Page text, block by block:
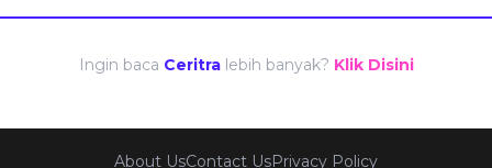
Ingin baca Ceritra lebih banyak? Klik Disini
About UsContact UsPrivacy Policy